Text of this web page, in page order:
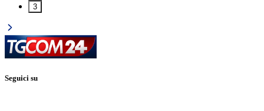
3
Seguici su